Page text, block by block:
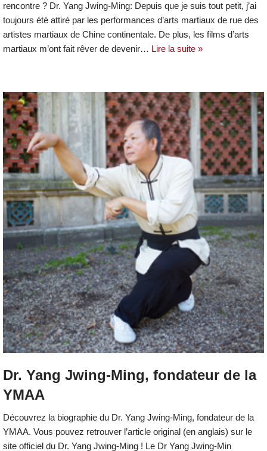
rencontre ? Dr. Yang Jwing-Ming: Depuis que je suis tout petit, j’ai
toujours été attiré par les performances d’arts martiaux de rue des
artistes martiaux de Chine continentale. De plus, les films d’arts
martiaux m’ont fait rêver de devenir… Lire la suite »
Dr. Yang Jwing-Ming, fondateur de la
YMAA
Découvrez la biographie du Dr. Yang Jwing-Ming, fondateur de la
YMAA. Vous pouvez retrouver l’article original (en anglais) sur le
site officiel du Dr. Yang Jwing-Ming ! Le Dr Yang Jwing-Min